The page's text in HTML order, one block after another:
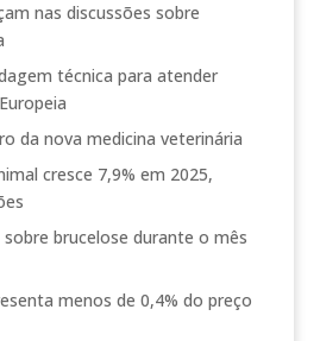
nas discussões sobre
técnica para atender
da nova medicina veterinária
cresce 7,9% em 2025,
brucelose durante o mês
menos de 0,4% do preço